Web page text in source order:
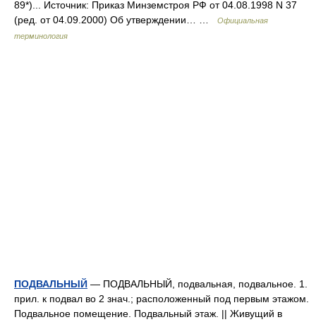
89*)... Источник: Приказ Минземстроя РФ от 04.08.1998 N 37
(ред. от 04.09.2000) Об утверждении… …
Официальная
терминология
ПОДВАЛЬНЫЙ — ПОДВАЛЬНЫЙ, подвальная, подвальное. 1.
прил. к подвал во 2 знач.; расположенный под первым этажом.
Подвальное помещение. Подвальный этаж. || Живущий в